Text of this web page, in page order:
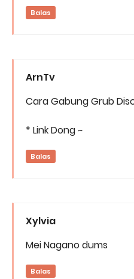
Balas
ArnTv
Cara Gabung Grub
* Link Dong ~
Balas
Xylvia
Mei Nagano dums
Balas